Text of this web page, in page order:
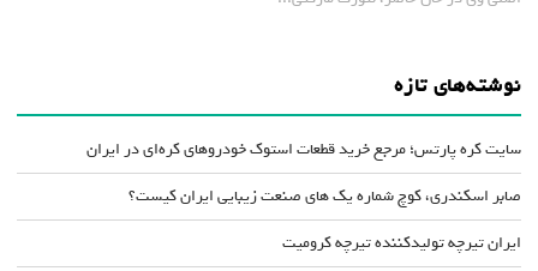
نوشته‌های تازه
سایت کره پارتس؛ مرجع خرید قطعات استوک خودروهای کره‌ای در ایران
صابر اسکندری، کوچ شماره یک های صنعت زیبایی ایران کیست؟
ایران تیرچه تولیدکننده تیرچه کرومیت